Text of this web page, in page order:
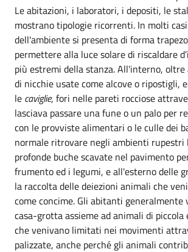
Le abitazioni, i laboratori, i depositi, le
mostrano tipologie ricorrenti. In molti
dell'ambiente si presenta di forma
permettere alla luce solare di riscaldare
più estremi della stanza. All'interno, oltre
di nicchie usate come alcove o ripostigli,
le caviglie, fori nelle pareti rocciose
lasciava passare una fune o un palo per
con le provviste alimentari o le culle dei
normale ritrovare negli ambienti rupestri
profonde buche scavate nel pavimento
frumento ed i legumi, e all'esterno delle
la raccolta delle deiezioni animali che
come concime. Gli abitanti generalmente
casa-grotta assieme ad animali di piccola
che venivano limitati nei movimenti
palizzate, anche perché gli animali